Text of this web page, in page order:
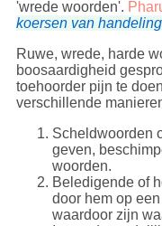
'wrede woorden'.
koersen van
Ruwe, wrede, harde
boosaardigheid
toehoorder pijn te
verschillende
Scheldwoorden
geven,
woorden.
Beledigende of
door hem op
waardoor zijn